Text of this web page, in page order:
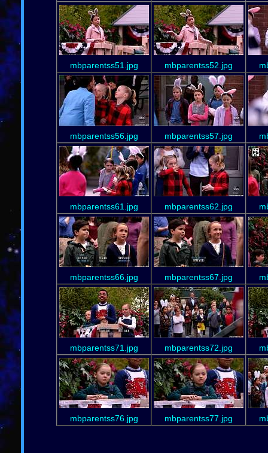
mbparentss51.jpg mbparentss52.jpg
mbparentss56.jpg mbparentss57.jpg
mbparentss61.jpg mbparentss62.jpg
mbparentss66.jpg mbparentss67.jpg
mbparentss71.jpg mbparentss72.jpg
mbparentss76.jpg mbparentss77.jpg